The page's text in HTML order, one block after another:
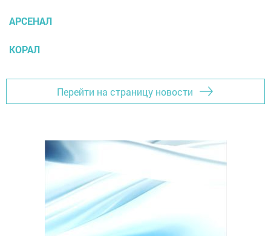
АРСЕНАЛ
КОРАЛ
Перейти на страницу новости